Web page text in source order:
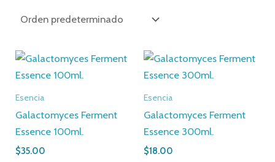
Esencia
Galactomyces Ferment
Essence 100ml.
$35.00
Esencia
Galactomyces Ferment
Essence 300ml.
$18.00